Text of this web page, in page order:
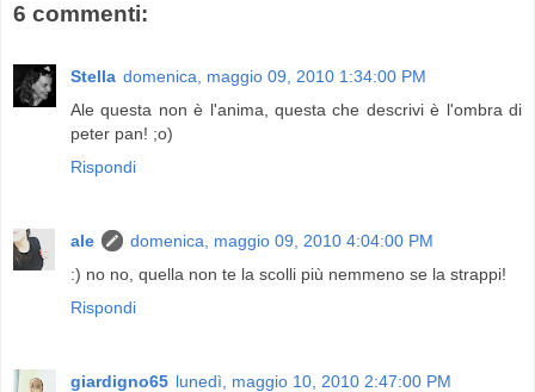
6 commenti:
Stella domenica, maggio 09, 2010 1:34:00 PM
Ale questa non è l'anima, questa che descrivi è l'ombra di
peter pan! ;o)
Rispondi
ale
domenica, maggio 09, 2010 4:04:00 PM
:) no no, quella non te la scolli più nemmeno se la strappi!
Rispondi
giardigno65 lunedì, maggio 10, 2010 2:47:00 PM